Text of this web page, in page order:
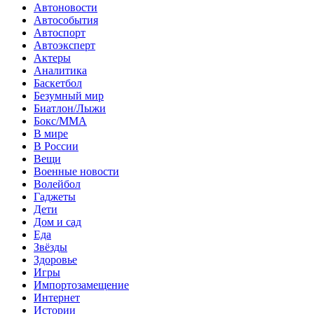
Автоновости
Автособытия
Автоспорт
Автоэксперт
Актеры
Аналитика
Баскетбол
Безумный мир
Биатлон/Лыжи
Бокс/MMA
В мире
В России
Вещи
Военные новости
Волейбол
Гаджеты
Дети
Дом и сад
Еда
Звёзды
Здоровье
Игры
Импортозамещение
Интернет
Истории